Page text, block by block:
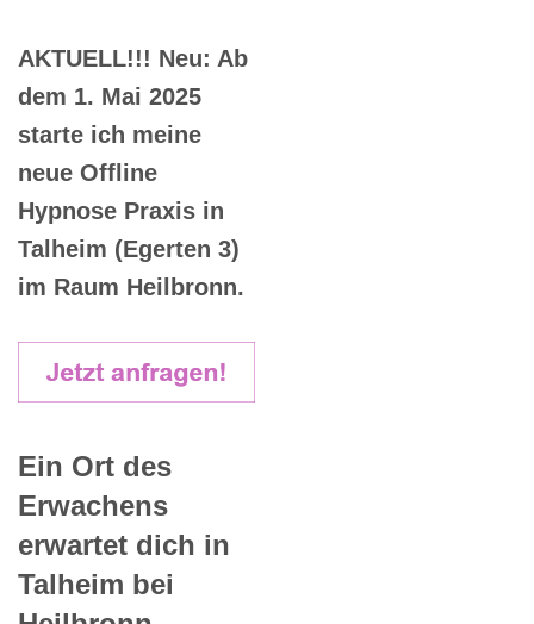
AKTUELL!!! Neu: Ab
dem 1. Mai 2025
starte ich meine
neue Offline
Hypnose Praxis in
Talheim (Egerten 3)
im Raum Heilbronn.
Ein Ort des
Erwachens
erwartet dich in
Talheim bei